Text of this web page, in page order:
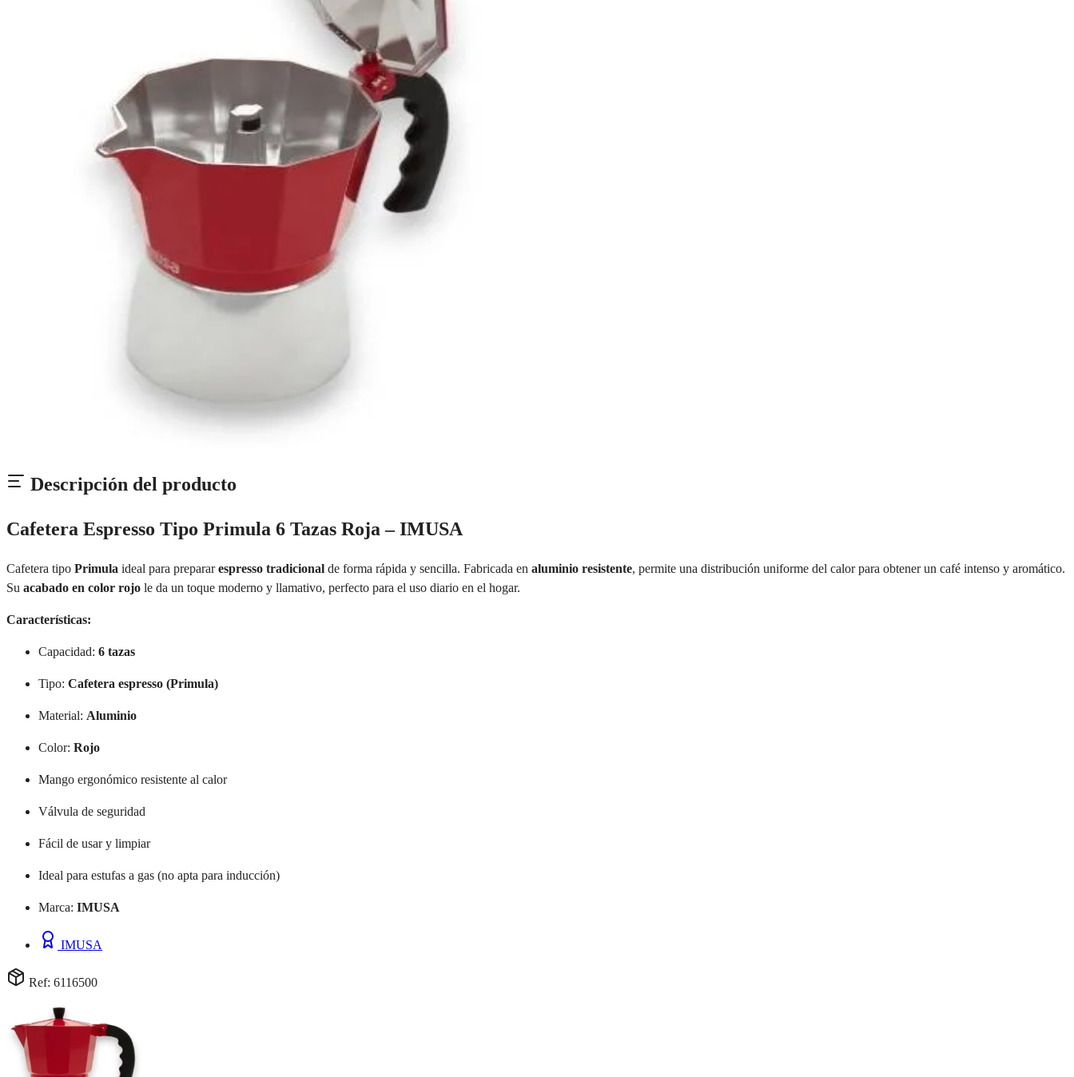
Descripción del producto
Cafetera Espresso Tipo Primula 6 Tazas Roja – IMUSA
Cafetera tipo Primula ideal para prepararespresso tradicional de forma rápida y sencilla. Fabricada en aluminio resistente, permite una distribución uniforme del calor para obtener un café intenso y aromático.
Su acabado en color rojo le da un toque moderno y llamativo, perfecto para el uso diario en el hogar.
Características:
Capacidad: 6 tazas
Tipo: Cafetera espresso (Primula)
Material: Aluminio
Color: Rojo
Mango ergonómico resistente al calor
Válvula de seguridad
Fácil de usar y limpiar
Ideal para estufas a gas (no apta para inducción)
Marca: IMUSA
IMUSA
Ref: 6116500